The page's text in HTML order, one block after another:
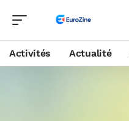
Activités Actualité